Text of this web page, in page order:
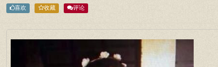
喜欢 收藏 评论